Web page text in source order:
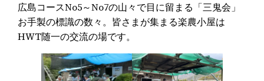
広島コースNo5～No7の山々で目に留まる「三鬼会」
お手製の標識の数々。皆さまが集まる楽農小屋は
HWT随一の交流の場です。